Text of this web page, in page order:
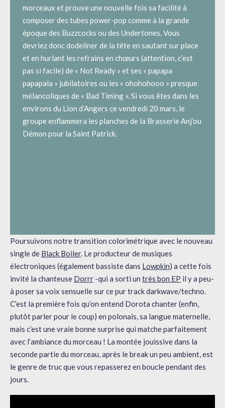
morceaux et prouve une nouvelle fois sa facilité à
composer des tubes power-pop comme à la grande
époque des Buzzcocks ou des Undertones. Vous
devriez donc dodeliner de la tête en sautant sur place
et en hurlant les refrains en chœurs (attention, c’est
pas si facile) de « Not Ready » et ses « papapa
papapala » jubilatoires ou les « ohohohooo » presque
mélancoliques de « Bad Timing ». Si vous êtes dans les
environs du Lion d’Angers ce vendredi 20 mars, le
groupe enflammera les planches de la Brasserie Anj’ou
Démon pour la Saint Patrick.
Poursuivons notre transition colorimétrique avec le nouveau
single de Black Boiler. Le producteur de musiques
électroniques (également bassiste dans Lowpkin) a cette fois
invité la chanteuse Dorrr -qui a sorti un très bon EP il y a peu-
à poser sa voix sensuelle sur ce pur track darkwave/techno.
C’est la première fois qu’on entend Dorota chanter (enfin,
plutôt parler pour le coup) en polonais, sa langue maternelle,
mais c’est une vraie bonne surprise qui matche parfaitement
avec l’ambiance du morceau ! La montée jouissive dans la
seconde partie du morceau, après le break un peu ambient, est
le genre de truc que vous repasserez en boucle pendant des
jours.